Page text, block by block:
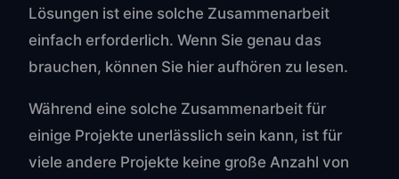
Lösungen ist eine solche Zusammenarbeit
einfach erforderlich. Wenn Sie genau das
brauchen, können Sie hier aufhören zu lesen.
Während eine solche Zusammenarbeit für
einige Projekte unerlässlich sein kann, ist für
viele andere Projekte keine große Anzahl von